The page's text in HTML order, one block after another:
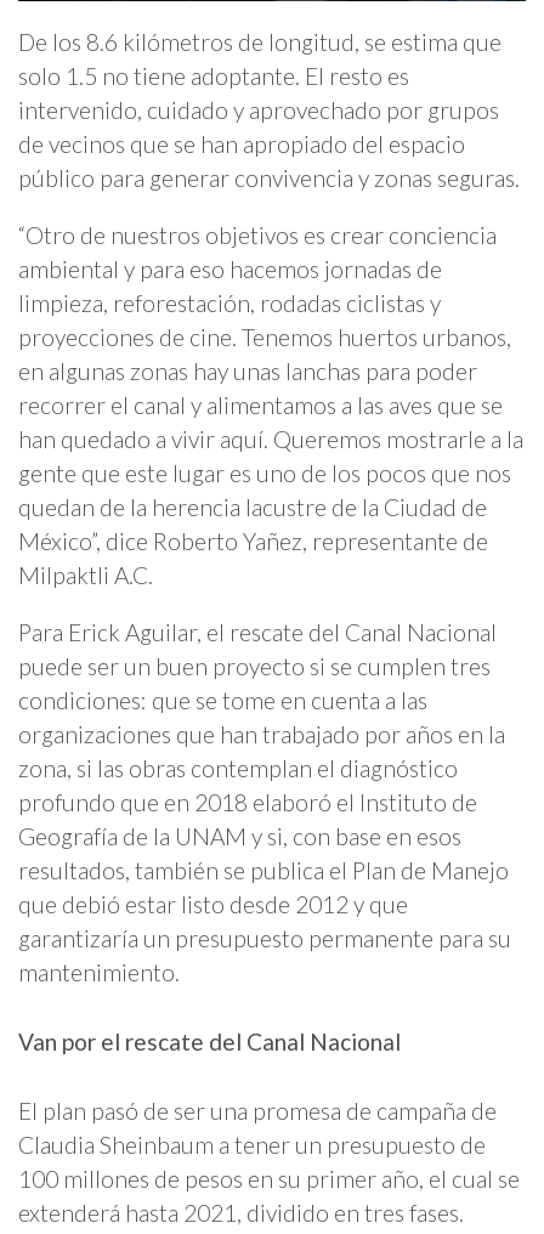
De los 8.6 kilómetros de longitud, se estima que
solo 1.5 no tiene adoptante. El resto es
intervenido, cuidado y aprovechado por grupos
de vecinos que se han apropiado del espacio
público para generar convivencia y zonas seguras.
“Otro de nuestros objetivos es crear conciencia
ambiental y para eso hacemos jornadas de
limpieza, reforestación, rodadas ciclistas y
proyecciones de cine. Tenemos huertos urbanos,
en algunas zonas hay unas lanchas para poder
recorrer el canal y alimentamos a las aves que se
han quedado a vivir aquí. Queremos mostrarle a la
gente que este lugar es uno de los pocos que nos
quedan de la herencia lacustre de la Ciudad de
México”, dice Roberto Yañez, representante de
Milpaktli A.C.
Para Erick Aguilar, el rescate del Canal Nacional
puede ser un buen proyecto si se cumplen tres
condiciones: que se tome en cuenta a las
organizaciones que han trabajado por años en la
zona, si las obras contemplan el diagnóstico
profundo que en 2018 elaboró el Instituto de
Geografía de la UNAM y si, con base en esos
resultados, también se publica el Plan de Manejo
que debió estar listo desde 2012 y que
garantizaría un presupuesto permanente para su
mantenimiento.
Van por el rescate del Canal Nacional
El plan pasó de ser una promesa de campaña de
Claudia Sheinbaum a tener un presupuesto de
100 millones de pesos en su primer año, el cual se
extenderá hasta 2021, dividido en tres fases.